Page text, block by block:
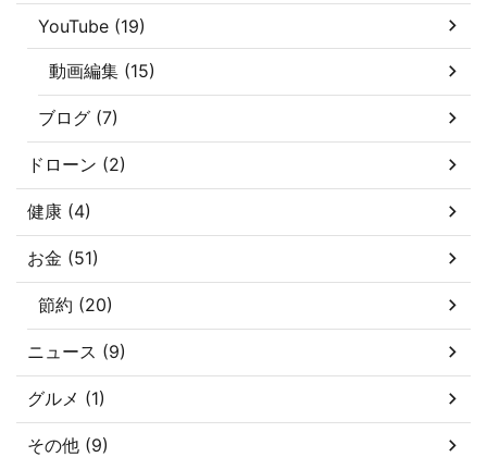
YouTube (19)
動画編集 (15)
ブログ (7)
ドローン (2)
健康 (4)
お金 (51)
節約 (20)
ニュース (9)
グルメ (1)
その他 (9)